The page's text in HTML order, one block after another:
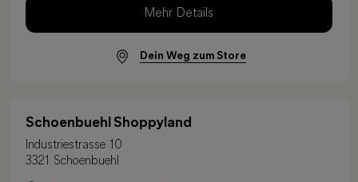
Mehr Details
Dein Weg zum Store
Schoenbuehl Shoppyland
Industriestrasse 10
3321 Schoenbuehl